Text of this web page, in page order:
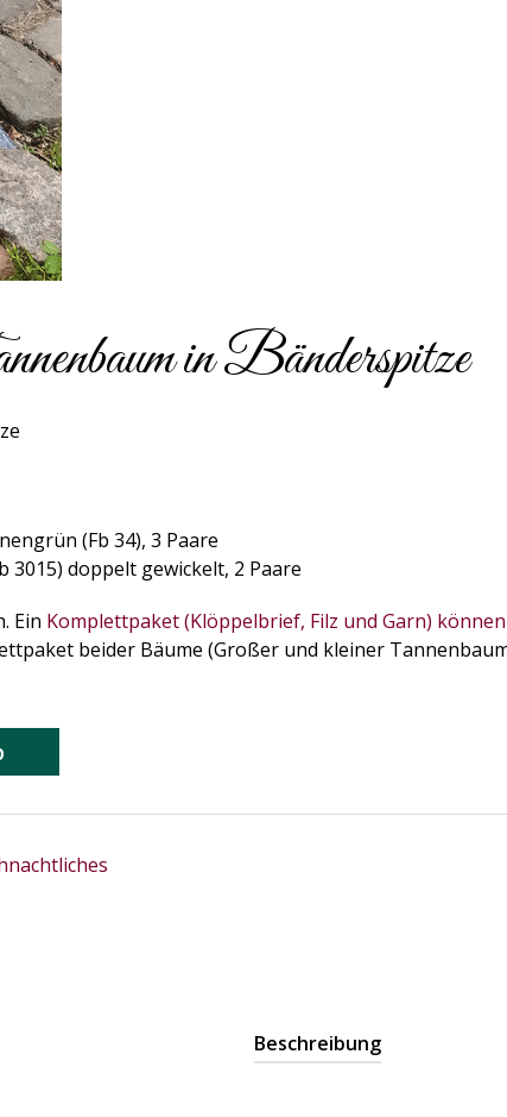
in Bänderspitze
(Fb 34), 3 Paare
3015) doppelt gewickelt, 2 Paare
Ein Komplettpaket (Klöppelbrief, Filz und Garn)
beider Bäume (Großer und kleiner
Beschreibung